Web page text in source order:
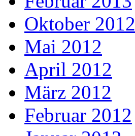
Oktober 2012
Mai 2012
April 2012
März 2012
Februar 2012